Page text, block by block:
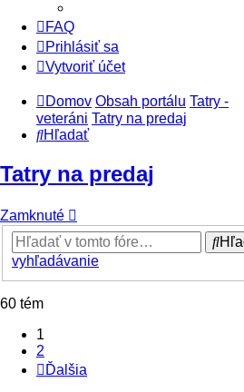
FAQ
Prihlásiť sa
Vytvoriť účet
Domov Obsah portálu Tatry -
veteráni Tatry na predaj
Hľadať
Tatry na predaj
Zamknuté
vyhľadávanie
60 tém
1
2
Ďalšia